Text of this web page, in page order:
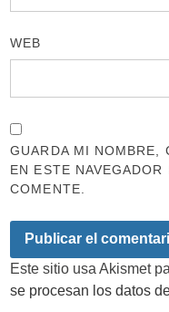
WEB
GUARDA MI NOMBRE,
EN ESTE
COMENTE.
Este sitio usa Akismet
se procesan los datos